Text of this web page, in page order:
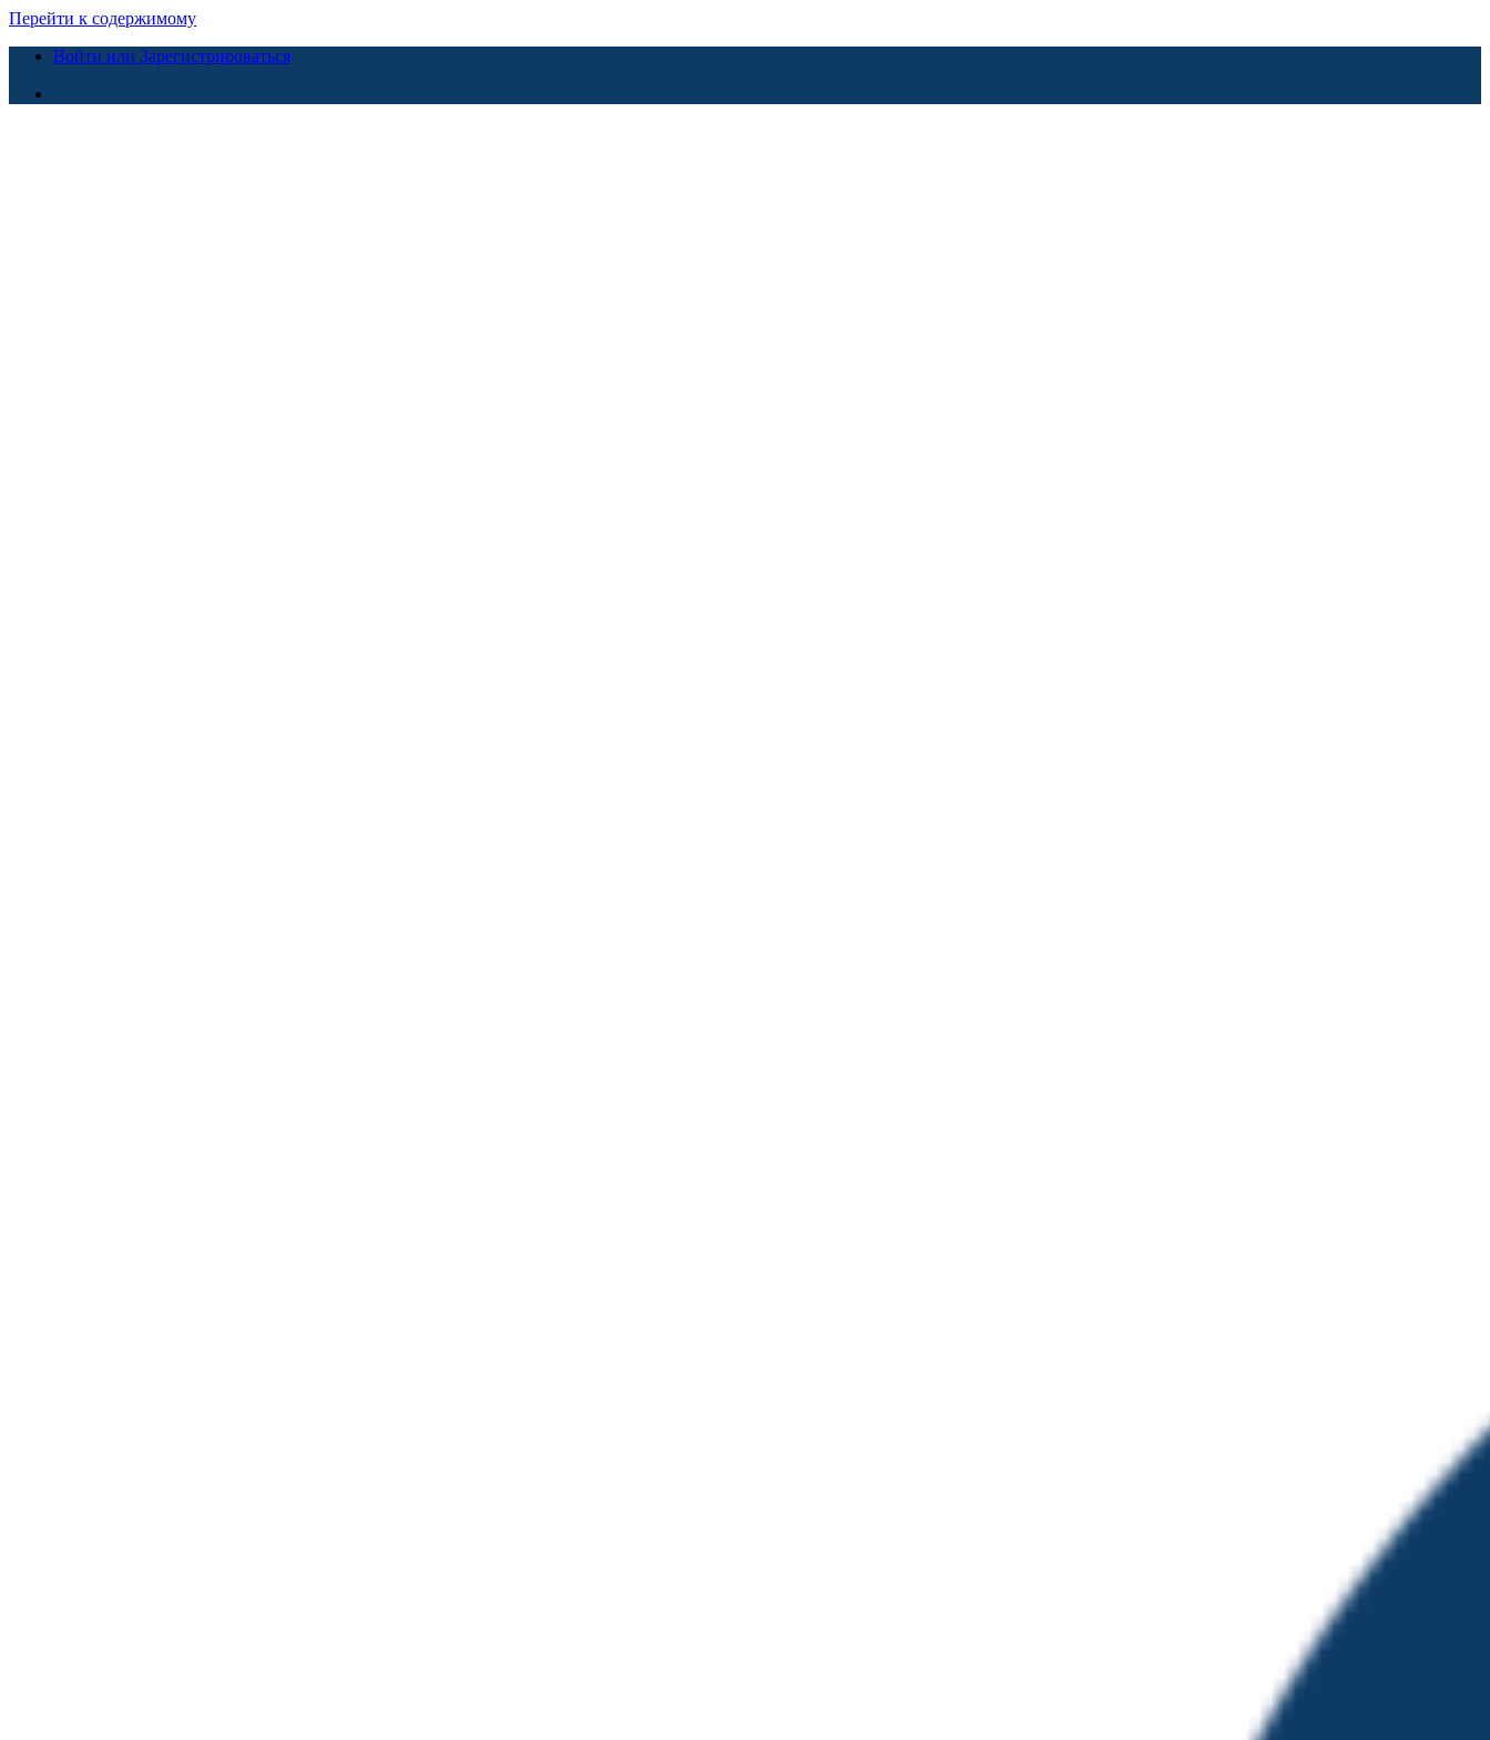
Перейти к содержимому
Войти или Зарегистрироваться